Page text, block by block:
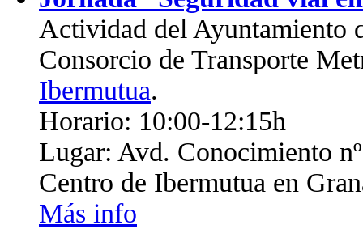
Actividad del Ayuntamiento
Consorcio de Transporte
Ibermutua.
Horario: 10:00-12:15h
Lugar: Avd. Conocimiento
Centro de Ibermutua en
Más info